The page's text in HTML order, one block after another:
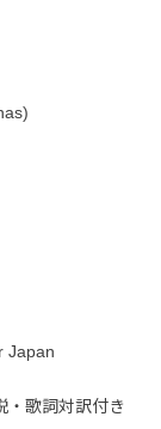
Japan
歌詞対訳付き